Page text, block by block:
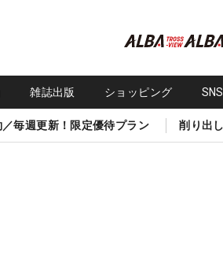
雑誌出版 ショッピング
／毎週更新！限定優待プラン 削り出